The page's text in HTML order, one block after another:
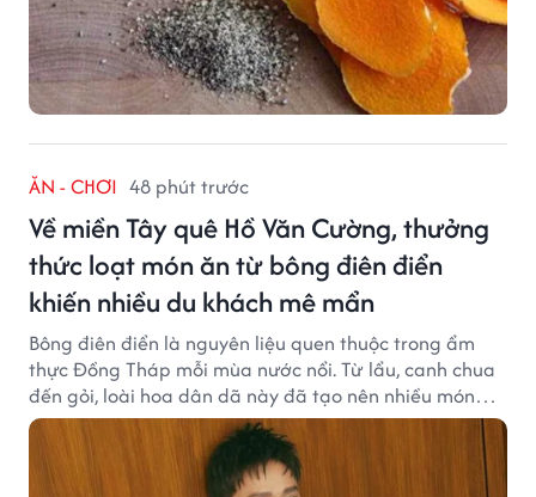
ĂN - CHƠI 48 phút trước
Về miền Tây quê Hồ Văn Cường, thưởng
thức loạt món ăn từ bông điên điển
khiến nhiều du khách mê mẩn
Bông điên điển là nguyên liệu quen thuộc trong ẩm
thực Đồng Tháp mỗi mùa nước nổi. Từ lẩu, canh chua
đến gỏi, loài hoa dân dã này đã tạo nên nhiều món
ngon khiến du khách khó quên.